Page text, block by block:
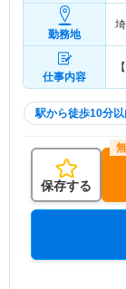
勤務地
仕事内容
駅から徒歩10分
保存する